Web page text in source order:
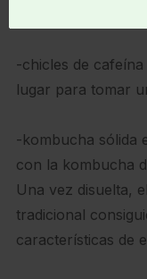
-chicles de
lugar para tomar
-kombucha sólida
con la kombucha
Una vez disuelta,
tradicional
características de